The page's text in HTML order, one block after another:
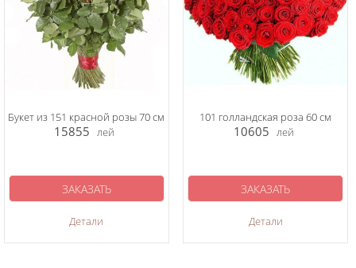
Букет из 151 красной розы 70 см
15855 лей
Детали
ЗАКАЗАТЬ
101 голландская роза 60 см
10605 лей
Детали
ЗАКАЗАТЬ